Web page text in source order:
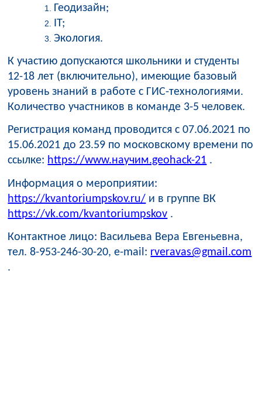
Геодизайн;
IT;
Экология.
К участию допускаются школьники и студенты
12-18 лет (включительно), имеющие базовый
уровень знаний в работе с ГИС-технологиями.
Количество участников в команде 3-5 человек.
Регистрация команд проводится с 07.06.2021 по
15.06.2021 до 23.59 по московскому времени по
ссылке: https://www.научим.geohack-21 .
Информация о мероприятии:
https://kvantoriumpskov.ru/ и в группе ВК
https://vk.com/kvantoriumpskov .
Контактное лицо: Васильева Вера Евгеньевна,
тел. 8-953-246-30-20, e-mail: rveravas@gmail.com
.